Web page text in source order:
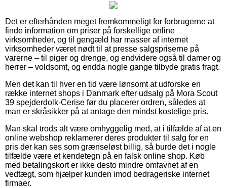
Det er efterhånden meget fremkommeligt for forbrugerne at
finde information om priser på forskellige online
virksomheder, og til gengæld har masser af internet
virksomheder været nødt til at presse salgspriserne på
varerne – til piger og drenge, og endvidere også til damer og
herrer – voldsomt, og endda nogle gange tilbyde gratis fragt.
Men det kan til hver en tid være lønsomt at udforske en
række internet shops i Danmark efter udsalg på Mora Scout
39 spejderdolk-Cerise før du placerer ordren, således at
man er skråsikker på at antage den mindst kostelige pris.
Man skal trods alt være omhyggelig med, at i tilfælde af at en
online webshop reklamerer deres produkter til salg for en
pris der kan ses som grænseløst billig, så burde det i nogle
tilfælde være et kendetegn på en falsk online shop. Køb
med betalingskort er ikke desto mindre omfavnet af en
vedtægt, som hjælper kunden imod bedrageriske internet
firmaer.